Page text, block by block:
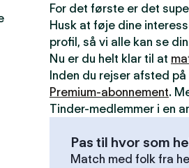
For det første er det
Husk at føje dine
profil, så vi alle kan se
Nu er du helt klar til at
Inden du rejser afsted
Premium-abonnement.
Tinder-medlemmer i en
Pas til hvor som
Match med folk fra